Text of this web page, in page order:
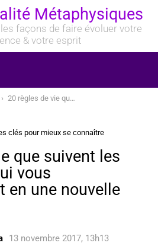
Métaphysiques
façons de faire évoluer votre
& votre esprit
20 règles de vie que suivent les amérindiens qui vous transformeront en une nouvelle personne
clés pour mieux se connaître
que suivent les
vous
en une nouvelle
13 novembre 2017, 13h13